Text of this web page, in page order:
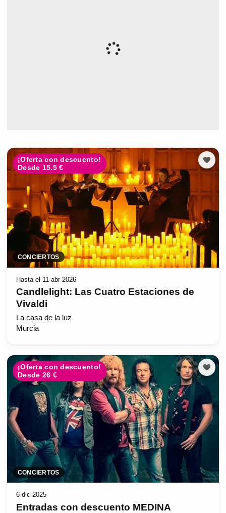
¡Oferta con descuento!
Desde 15.5 €
CONCIERTOS
Hasta el 11 abr 2026
Candlelight: Las Cuatro Estaciones de
Vivaldi
La casa de la luz
Murcia
¡Oferta con descuento!
Desde 26 €
CONCIERTOS
6 dic 2025
Entradas con descuento MEDINA